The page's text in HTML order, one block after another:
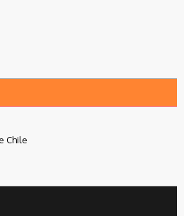
Chile